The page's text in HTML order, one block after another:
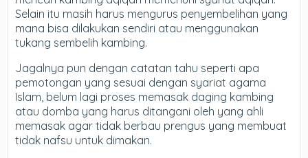
Selain itu masih harus mengurus penyembelihan yang
mana bisa dilakukan sendiri atau menggunakan
tukang sembelih kambing.
Jagalnya pun dengan catatan tahu seperti apa
pemotongan yang sesuai dengan syariat agama
Islam, belum lagi proses memasak daging kambing
atau domba yang harus ditangani oleh yang ahli
memasak agar tidak berbau prengus yang membuat
tidak nafsu untuk dimakan.